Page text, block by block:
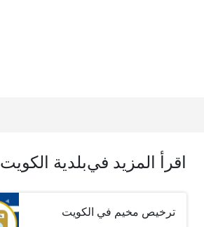
اقرأ المزيد فيبلدية الكويت
ترخيص مخيم في الكويت